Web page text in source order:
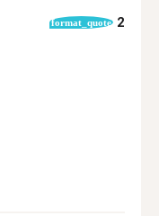
format_quote 2